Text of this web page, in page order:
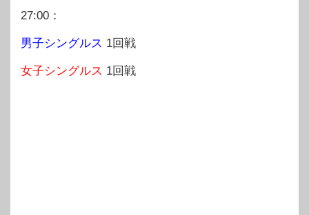
27:00：
男子シングルス 1回戦
女子シングルス 1回戦